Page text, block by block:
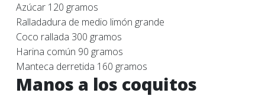
Azúcar 120 gramos
Ralladadura de medio limón grande
Coco rallada 300 gramos
Harina común 90 gramos
Manteca derretida 160 gramos
Manos a los coquitos